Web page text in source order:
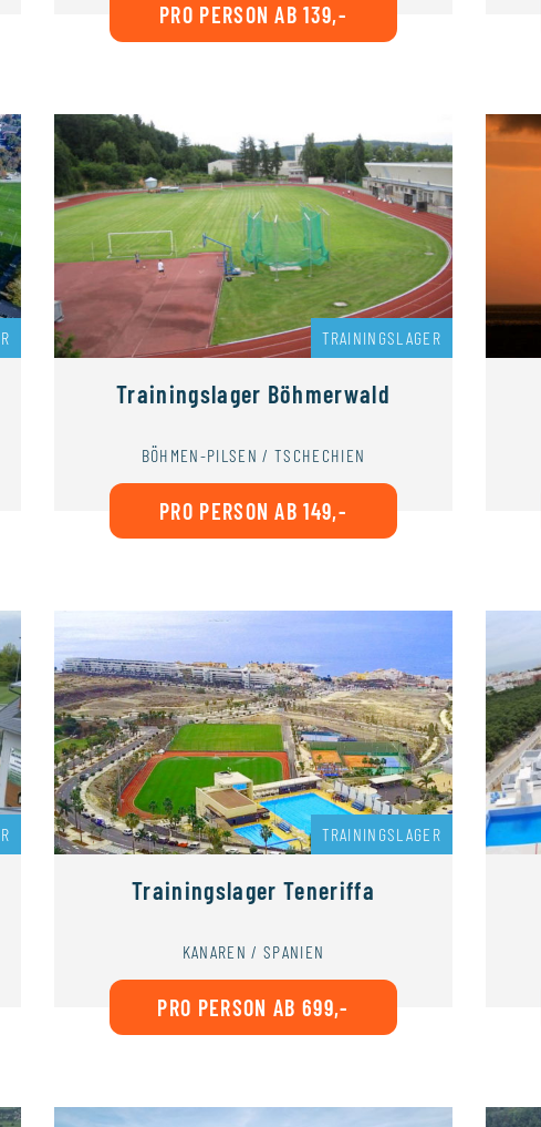
PRO PERSON AB 139,-
TRAININGSLAGER
Trainingslager Böhmerwald
BÖHMEN-PILSEN / TSCHECHIEN
PRO PERSON AB 149,-
TRAININGSLAGER
Trainingslager Teneriffa
KANAREN / SPANIEN
PRO PERSON AB 699,-